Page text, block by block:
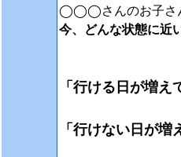
◯◯◯さんのお子さ
今、どんな状態に近
「行ける日が増え
「行けない日が増